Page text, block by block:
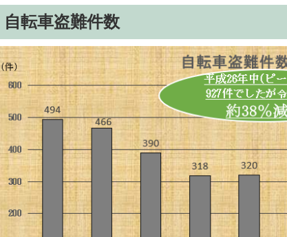
自転車盗難件数